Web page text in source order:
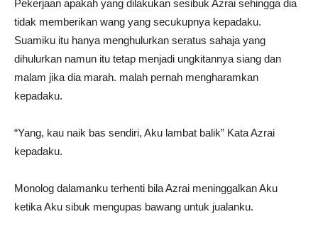
Pekerjaan apakah yang dilakukan sesibuk Azrai sehingga dia
tidak memberikan wang yang secukupnya kepadaku.
Suamiku itu hanya menghulurkan seratus sahaja yang
dihulurkan namun itu tetap menjadi ungkitannya siang dan
malam jika dia marah. malah pernah mengharamkan
kepadaku.
“Yang, kau naik bas sendiri, Aku lambat balik” Kata Azrai
kepadaku.
Monolog dalamanku terhenti bila Azrai meninggalkan Aku
ketika Aku sibuk mengupas bawang untuk jualanku.